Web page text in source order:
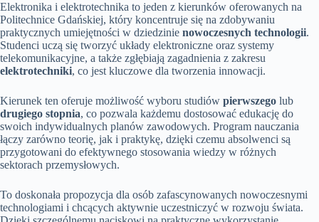
Elektronika i elektrotechnika to jeden z kierunków oferowanych na
Politechnice Gdańskiej, który koncentruje się na zdobywaniu
praktycznych umiejętności w dziedzinie nowoczesnych technologii.
Studenci uczą się tworzyć układy elektroniczne oraz systemy
telekomunikacyjne, a także zgłębiają zagadnienia z zakresu
elektrotechniki, co jest kluczowe dla tworzenia innowacji.
Kierunek ten oferuje możliwość wyboru studiów pierwszego lub
drugiego stopnia, co pozwala każdemu dostosować edukację do
swoich indywidualnych planów zawodowych. Program nauczania
łączy zarówno teorię, jak i praktykę, dzięki czemu absolwenci są
przygotowani do efektywnego stosowania wiedzy w różnych
sektorach przemysłowych.
To doskonała propozycja dla osób zafascynowanych nowoczesnymi
technologiami i chcących aktywnie uczestniczyć w rozwoju świata.